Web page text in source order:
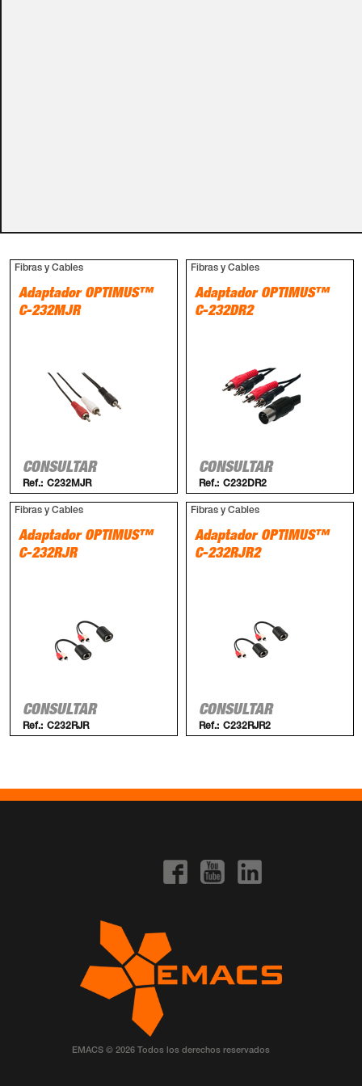
Fibras y Cables
Adaptador OPTIMUS™
C-232MJR
CONSULTAR
Ref.: C232MJR
Fibras y Cables
Adaptador OPTIMUS™
C-232DR2
CONSULTAR
Ref.: C232DR2
Fibras y Cables
Adaptador OPTIMUS™
C-232RJR
CONSULTAR
Ref.: C232RJR
Fibras y Cables
Adaptador OPTIMUS™
C-232RJR2
CONSULTAR
Ref.: C232RJR2
EMACS © 2026 Todos los derechos reservados